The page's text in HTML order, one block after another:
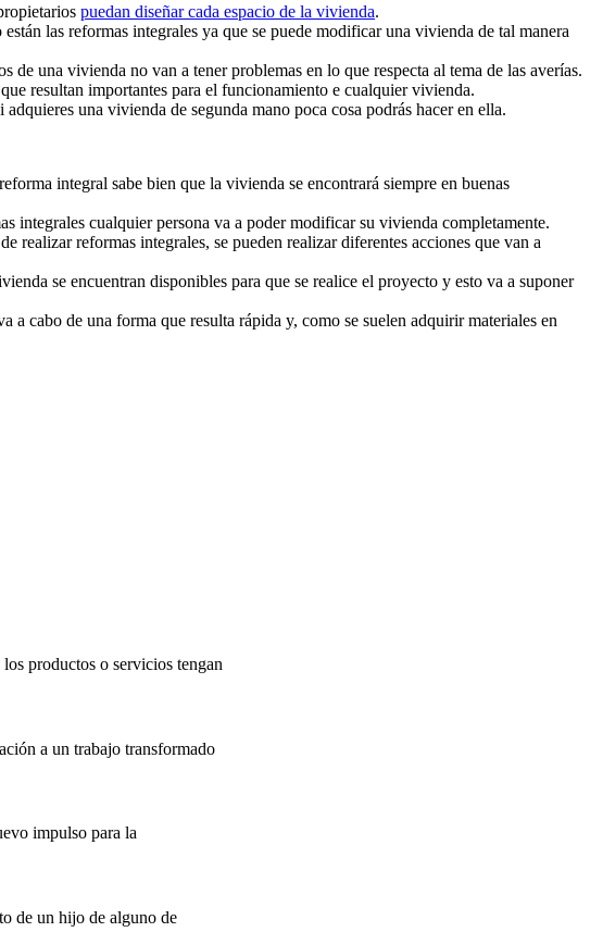
puedan diseñar cada espacio de la vivienda.
las reformas integrales ya que se puede modificar una vivienda de tal manera
de una vivienda no van a tener problemas en lo que respecta al tema de las averías.
resultan importantes para el funcionamiento e cualquier vivienda.
una vivienda de segunda mano poca cosa podrás hacer en ella.
integral sabe bien que la vivienda se encontrará siempre en buenas
integrales cualquier persona va a poder modificar su vivienda completamente.
realizar reformas integrales, se pueden realizar diferentes acciones que van a
se encuentran disponibles para que se realice el proyecto y esto va a suponer
a cabo de una forma que resulta rápida y, como se suelen adquirir materiales en
productos o servicios tengan
a un trabajo transformado
impulso para la
de un hijo de alguno de